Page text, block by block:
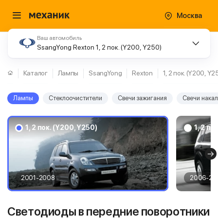
Москва
Ваш автомобиль
SsangYong Rexton 1, 2 пок. (Y200, Y250)
Каталог Лампы SsangYong Rexton 1, 2 пок. (Y200,
Лампы Стеклоочистители Свечи зажигания Свечи
1, 2 пок. (Y200, Y250)
2001-2008
1, 2
2006-
Светодиоды в передние поворотники